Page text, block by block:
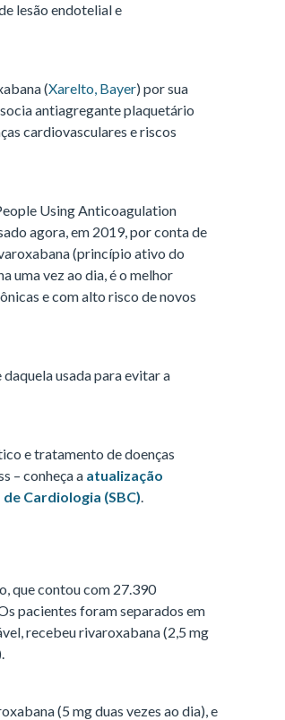
lesão endotelial e
(Xarelto, Bayer) por sua
antiagregante plaquetário
cardiovasculares e riscos
Using Anticoagulation
agora, em 2019, por conta de
(princípio ativo do
uma vez ao dia, é o melhor
e com alto risco de novos
usada para evitar a
e tratamento de doenças
– conheça a atualização
Cardiologia (SBC).
que contou com 27.390
pacientes foram separados em
recebeu rivaroxabana (2,5 mg
(5 mg duas vezes ao dia), e